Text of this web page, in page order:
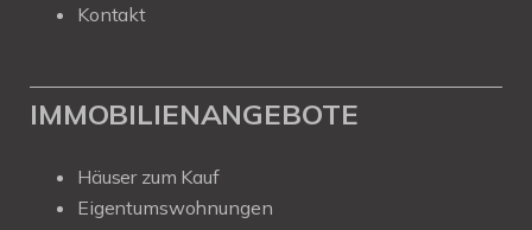
Kontakt
IMMOBILIENANGEBOTE
Häuser zum Kauf
Eigentumswohnungen